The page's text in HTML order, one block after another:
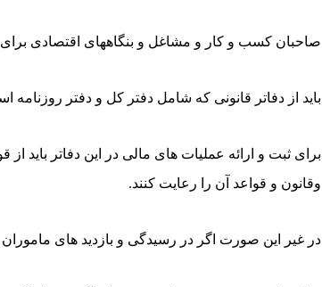
صاحبان کسب و کار و مشاغل و بنگاههای اقتصادی
باید از دفاتر قانونی که شامل دفتر کل و دفتر روزنامه
برای ثبت و ارائه عملیات های مالی در این دفاتر باید
وقانون و قواعد آن را رعایت کنند.
در غیر این صورت اگر در رسیدگی و بازدید های